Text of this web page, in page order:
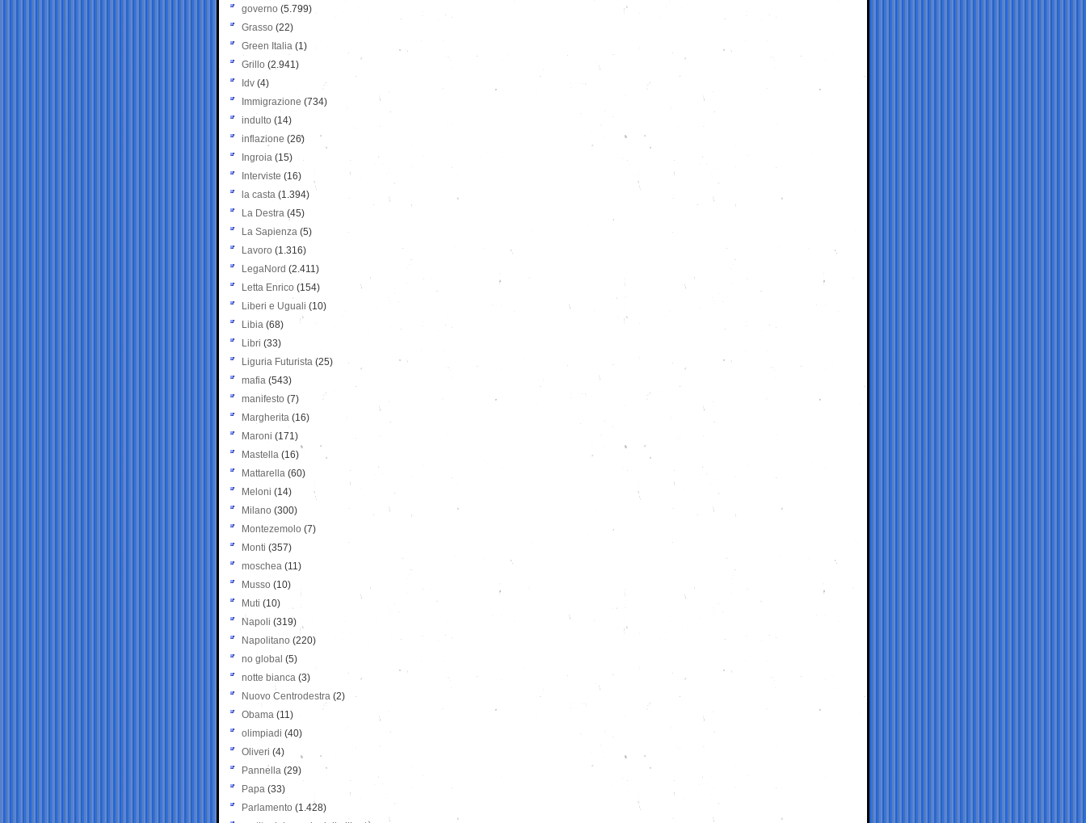
governo (5.799)
Grasso (22)
Green Italia (1)
Grillo (2.941)
Idv (4)
Immigrazione (734)
indulto (14)
inflazione (26)
Ingroia (15)
Interviste (16)
la casta (1.394)
La Destra (45)
La Sapienza (5)
Lavoro (1.316)
LegaNord (2.411)
Letta Enrico (154)
Liberi e Uguali (10)
Libia (68)
Libri (33)
Liguria Futurista (25)
mafia (543)
manifesto (7)
Margherita (16)
Maroni (171)
Mastella (16)
Mattarella (60)
Meloni (14)
Milano (300)
Montezemolo (7)
Monti (357)
moschea (11)
Musso (10)
Muti (10)
Napoli (319)
Napolitano (220)
no global (5)
notte bianca (3)
Nuovo Centrodestra (2)
Obama (11)
olimpiadi (40)
Oliveri (4)
Pannella (29)
Papa (33)
Parlamento (1.428)